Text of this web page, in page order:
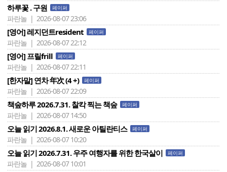
하루꽃 . 구원 페이퍼
파란놀 | 2026-08-07 23:06
[영어] 레지던트resident 페이퍼
파란놀 | 2026-08-07 22:12
[영어] 프릴frill 페이퍼
파란놀 | 2026-08-07 22:11
[한자말] 연차 年次 (4 +) 페이퍼
파란놀 | 2026-08-07 22:09
책숲하루 2026.7.31. 찰칵 찍는 책숲 페이퍼
파란놀 | 2026-08-07 14:50
오늘 읽기 2026.8.1. 새로운 아틸란티스 페이퍼
파란놀 | 2026-08-07 10:20
오늘 읽기 2026.7.31. 우주 여행자를 위한 한국살이 페이퍼
파란놀 | 2026-08-07 10:01